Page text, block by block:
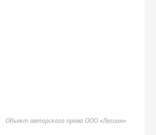
Объект авторского права ООО «Легион»